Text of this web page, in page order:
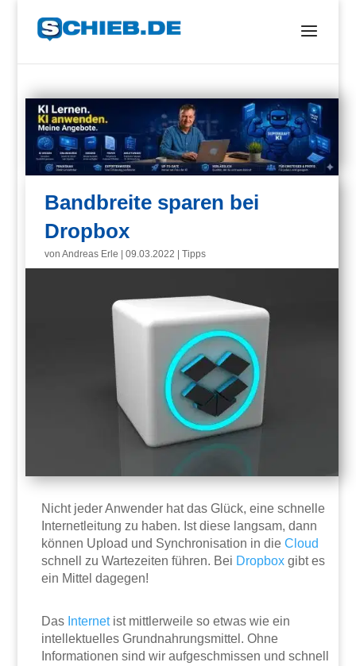
Bandbreite sparen bei
Dropbox
vonAndreas Erle |09.03.2022 |Tipps
Nicht jeder Anwender hat das Glück, eine schnelle
Internetleitung zu haben. Ist diese langsam, dann
können Upload und Synchronisation in dieCloud
schnell zu Wartezeiten führen. Bei Dropbox gibt es
ein Mittel dagegen!
Das Internetist mittlerweile so etwas wie ein
intellektuelles Grundnahrungsmittel. Ohne
Informationen sind wir aufgeschmissen und schnell